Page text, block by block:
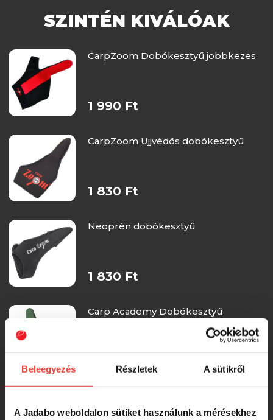
Beleegyezés Részletek A sütikről
A Jadabo weboldalon sütiket használunk a mérésekhez
SZINTÉN KIVÁLÓAK
CarpZoom Dobókesztyű jobbkezes
1 990 Ft
CarpZoom Ujjvédős dobókesztyű
1 830 Ft
Neoprén dobókesztyű
1 830 Ft
Carp Academy Dobókesztyű
1 690 Ft
gyerekeknek (UNI)